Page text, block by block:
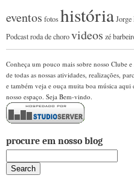
eventos fotoshistóriaJorge
Podcastroda de chorovideos zé
Conheça um pouco mais sobre nosso Clube e
de todas as nossas atividades, realizações,
e também veja e ouça muita boa música aqui
nosso espaço. Seja Bem-vindo.
procure em nosso blog